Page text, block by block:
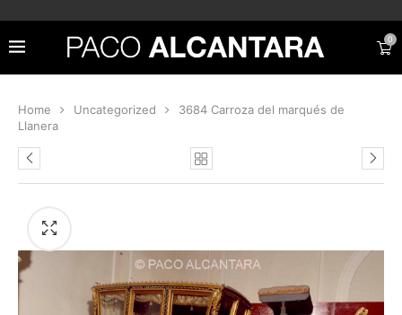
0
Home Uncategorized
3684 Carroza del marqués de
Llanera